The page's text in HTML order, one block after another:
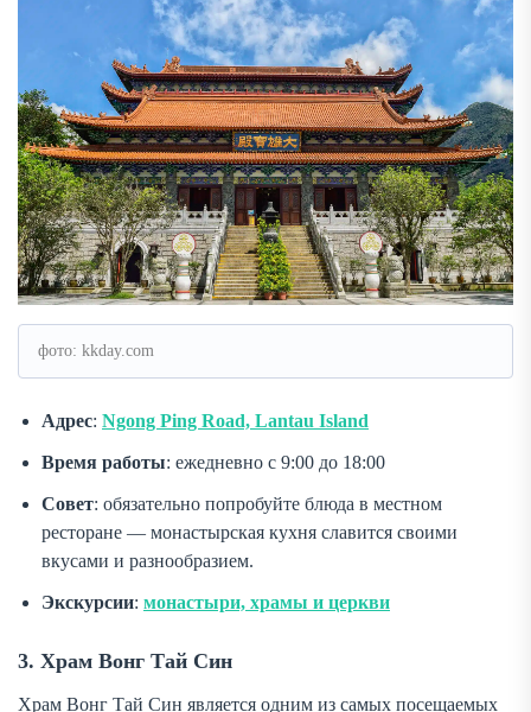
фото: kkday.com
Адрес: Ngong Ping Road, Lantau Island
Время работы: ежедневно с 9:00 до 18:00
Совет: обязательно попробуйте блюда в местном
ресторане — монастырская кухня славится своими
вкусами и разнообразием.
Экскурсии: монастыри, храмы и церкви
3. Храм Вонг Тай Син
Храм Вонг Тай Син является одним из самых посещаемых